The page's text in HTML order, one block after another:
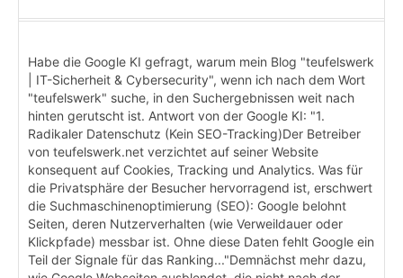
Habe die Google KI gefragt, warum mein Blog "teufelswerk
| IT-Sicherheit & Cybersecurity", wenn ich nach dem Wort
"teufelswerk" suche, in den Suchergebnissen weit nach
hinten gerutscht ist. Antwort von der Google KI: "1.
Radikaler Datenschutz (Kein SEO-Tracking)Der Betreiber
von teufelswerk.net verzichtet auf seiner Website
konsequent auf Cookies, Tracking und Analytics. Was für
die Privatsphäre der Besucher hervorragend ist, erschwert
die Suchmaschinenoptimierung (SEO): Google belohnt
Seiten, deren Nutzerverhalten (wie Verweildauer oder
Klickpfade) messbar ist. Ohne diese Daten fehlt Google ein
Teil der Signale für das Ranking..."Demnächst mehr dazu,